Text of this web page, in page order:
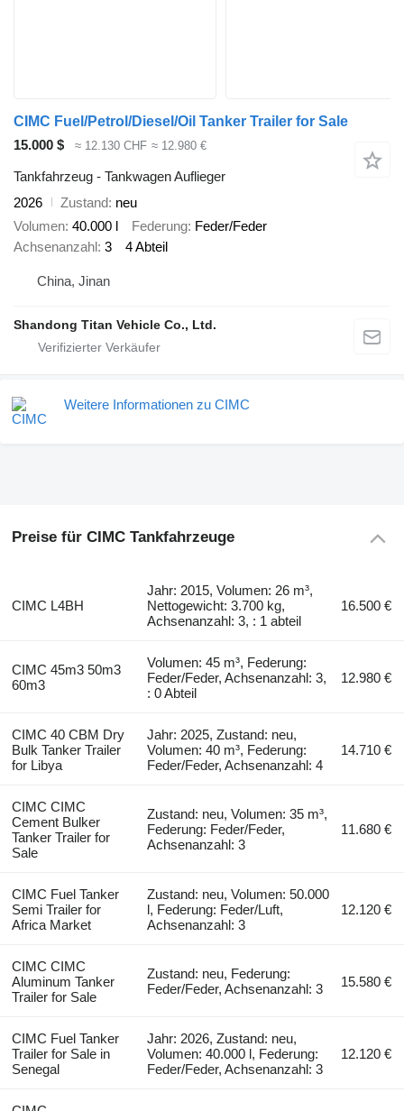
CIMC Fuel/Petrol/Diesel/Oil Tanker Trailer for Sale
15.000 $
≈ 12.130 CHF ≈ 12.980 €
Tankfahrzeug - Tankwagen Auflieger
2026
Zustand neu
Volumen 40.000 l Federung Feder/Feder
Achsenanzahl 3 4 Abteil
China, Jinan
Shandong Titan Vehicle Co., Ltd.
Weitere Informationen zu CIMC
Preise für CIMC Tankfahrzeuge
CIMC L4BH
Jahr: 2015, Volumen: 26 m³,
Nettogewicht: 3.700 kg,
Achsenanzahl: 3, : 1 abteil
16.500 €
CIMC 45m3 50m3
60m3
Volumen: 45 m³, Federung:
Feder/Feder, Achsenanzahl: 3,
: 0 Abteil
12.980 €
CIMC 40 CBM Dry
Bulk Tanker Trailer
for Libya
Jahr: 2025, Zustand: neu,
Volumen: 40 m³, Federung:
Feder/Feder, Achsenanzahl: 4
14.710 €
CIMC CIMC
Cement Bulker
Tanker Trailer for
Sale
Zustand: neu, Volumen: 35 m³,
Federung: Feder/Feder,
Achsenanzahl: 3
11.680 €
CIMC Fuel Tanker
Semi Trailer for
Africa Market
Zustand: neu, Volumen: 50.000
l, Federung: Feder/Luft,
Achsenanzahl: 3
12.120 €
CIMC CIMC
Aluminum Tanker
Trailer for Sale
Zustand: neu, Federung:
Feder/Feder, Achsenanzahl: 3
15.580 €
CIMC Fuel Tanker
Trailer for Sale in
Senegal
Jahr: 2026, Zustand: neu,
Volumen: 40.000 l, Federung:
Feder/Feder, Achsenanzahl: 3
12.120 €